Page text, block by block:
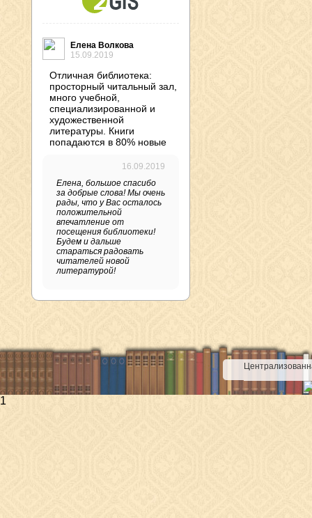
Елена Волкова
15.09.2019
Отличная библиотека:
просторный читальный зал,
много учебной,
специализированной и
художественной
литературы. Книги
попадаются в 80% новые
16.09.2019
Елена, большое спасибо
за добрые слова! Мы очень
рады, что у Вас осталось
положительной
впечатление от
посещения библиотеки!
Будем и дальше
стараться радовать
читателей новой
литературой!
1